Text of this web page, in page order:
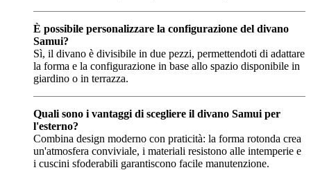
È possibile personalizzare la configurazione del divano
Samui?
Sì, il divano è divisibile in due pezzi, permettendoti di adattare
la forma e la configurazione in base allo spazio disponibile in
giardino o in terrazza.
Quali sono i vantaggi di scegliere il divano Samui per
l'esterno?
Combina design moderno con praticità: la forma rotonda crea
un'atmosfera conviviale, i materiali resistono alle intemperie e
i cuscini sfoderabili garantiscono facile manutenzione.